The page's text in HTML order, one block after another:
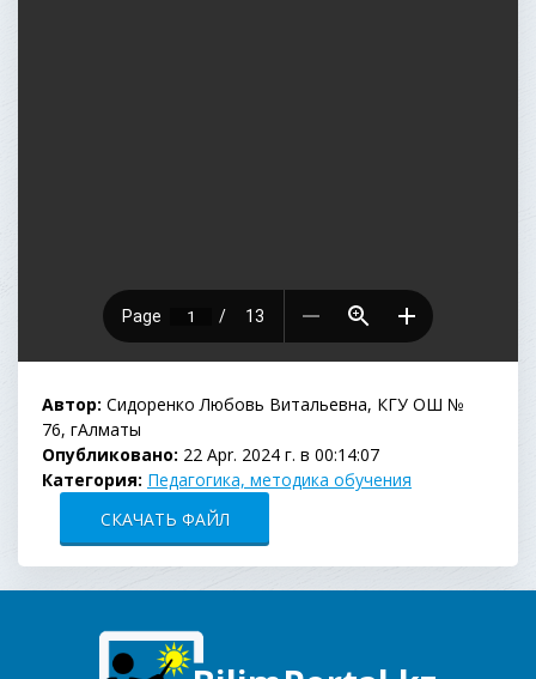
Автор: Сидоренко Любовь Витальевна, КГУ ОШ №
76, гАлматы
Опубликовано: 22 Apr. 2024 г. в 00:14:07
Категория: Педагогика, методика обучения
СКАЧАТЬ ФАЙЛ